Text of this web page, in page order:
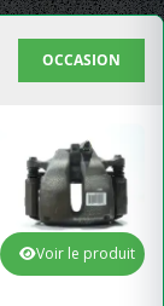
OCCASION
Voir le produit